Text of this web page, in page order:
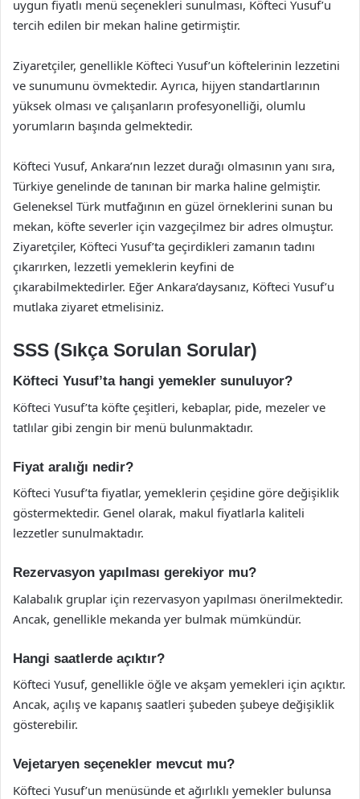
uygun fiyatlı menü seçenekleri sunulması, Köfteci Yusuf’u
tercih edilen bir mekan haline getirmiştir.
Ziyaretçiler, genellikle Köfteci Yusuf’un köftelerinin lezzetini
ve sunumunu övmektedir. Ayrıca, hijyen standartlarının
yüksek olması ve çalışanların profesyonelliği, olumlu
yorumların başında gelmektedir.
Köfteci Yusuf, Ankara’nın lezzet durağı olmasının yanı sıra,
Türkiye genelinde de tanınan bir marka haline gelmiştir.
Geleneksel Türk mutfağının en güzel örneklerini sunan bu
mekan, köfte severler için vazgeçilmez bir adres olmuştur.
Ziyaretçiler, Köfteci Yusuf’ta geçirdikleri zamanın tadını
çıkarırken, lezzetli yemeklerin keyfini de
çıkarabilmektedirler. Eğer Ankara’daysanız, Köfteci Yusuf’u
mutlaka ziyaret etmelisiniz.
SSS (Sıkça Sorulan Sorular)
Köfteci Yusuf’ta hangi yemekler sunuluyor?
Köfteci Yusuf’ta köfte çeşitleri, kebaplar, pide, mezeler ve
tatlılar gibi zengin bir menü bulunmaktadır.
Fiyat aralığı nedir?
Köfteci Yusuf’ta fiyatlar, yemeklerin çeşidine göre değişiklik
göstermektedir. Genel olarak, makul fiyatlarla kaliteli
lezzetler sunulmaktadır.
Rezervasyon yapılması gerekiyor mu?
Kalabalık gruplar için rezervasyon yapılması önerilmektedir.
Ancak, genellikle mekanda yer bulmak mümkündür.
Hangi saatlerde açıktır?
Köfteci Yusuf, genellikle öğle ve akşam yemekleri için açıktır.
Ancak, açılış ve kapanış saatleri şubeden şubeye değişiklik
gösterebilir.
Vejetaryen seçenekler mevcut mu?
Köfteci Yusuf’un menüsünde et ağırlıklı yemekler bulunsa